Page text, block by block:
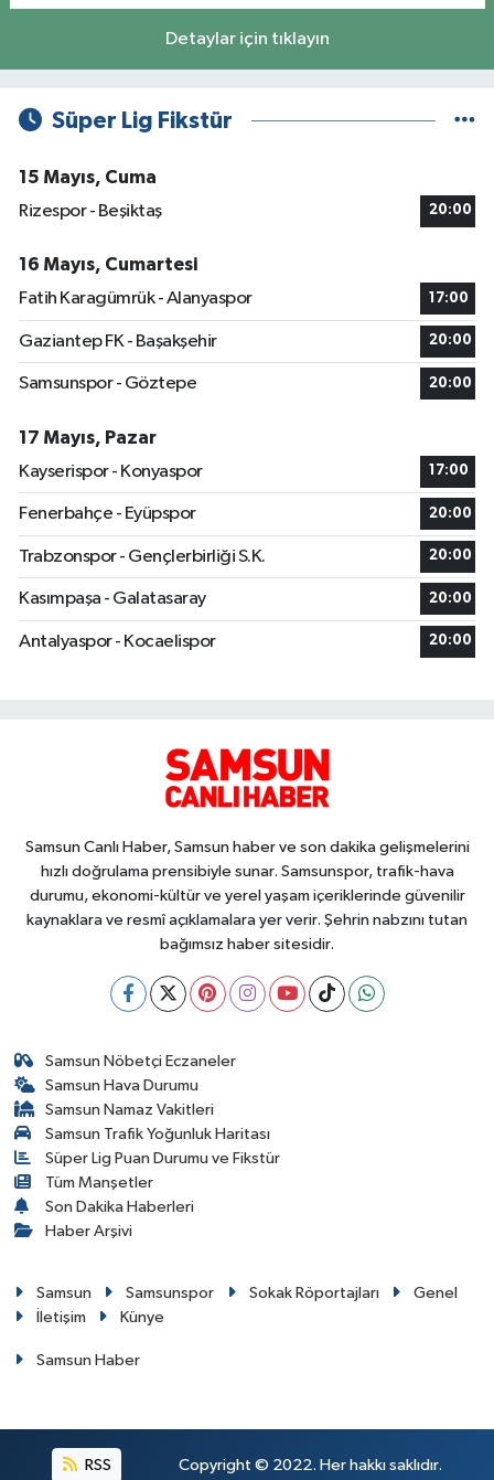
Detaylar için tıklayın
Süper Lig Fikstür
15 Mayıs, Cuma
Rizespor - Beşiktaş
20:00
16 Mayıs, Cumartesi
Fatih Karagümrük - Alanyaspor
17:00
Gaziantep FK - Başakşehir 20:00
Samsunspor - Göztepe 20:00
17 Mayıs, Pazar
Kayserispor - Konyaspor
17:00
Fenerbahçe - Eyüpspor 20:00
Trabzonspor - Gençlerbirliği S.K. 20:00
Kasımpaşa - Galatasaray 20:00
Antalyaspor - Kocaelispor 20:00
Samsun Canlı Haber, Samsun haber ve son dakika gelişmelerini
hızlı doğrulama prensibiyle sunar. Samsunspor, trafik-hava
durumu, ekonomi-kültür ve yerel yaşam içeriklerinde güvenilir
kaynaklara ve resmî açıklamalara yer verir. Şehrin nabzını tutan
bağımsız haber sitesidir.
Samsun Nöbetçi Eczaneler
Samsun Hava Durumu
Samsun Namaz Vakitleri
Samsun Trafik Yoğunluk Haritası
Süper Lig Puan Durumu ve Fikstür
Tüm Manşetler
Son Dakika Haberleri
Haber Arşivi
Samsun Samsunspor Sokak Röportajları
Genel
İletişim
Künye
Samsun Haber
RSS Copyright © 2022. Her hakkı saklıdır.